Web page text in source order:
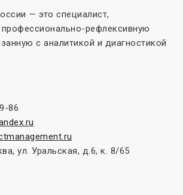
— это специалист,
рефлексивную
с аналитикой и диагностикой
86
ул. Уральская, д.6, к. 8/65